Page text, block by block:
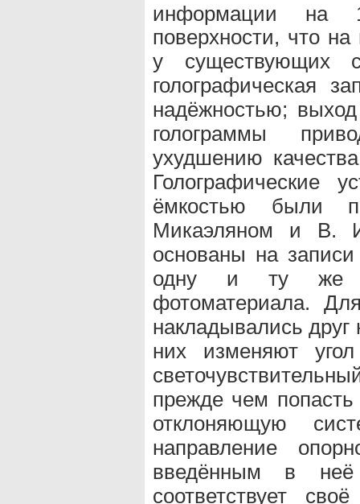
информации
поверхности, что
у существующих
голографическая
надёжностью;
голограммы
ухудшению
Голографические
ёмкостью были
Микаэляном и В.
основаны на
одну и ту же
фотоматериала.
накладывались друг
них изменяют
прежде чем попасть
отклоняющую
направление
введённым в
соответствует